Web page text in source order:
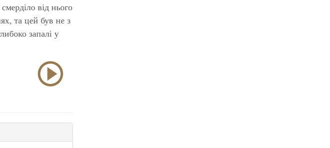
від нього
та цей був не з
запалі у